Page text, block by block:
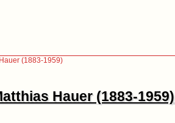
(1883-1959)
Hauer (1883-1959)